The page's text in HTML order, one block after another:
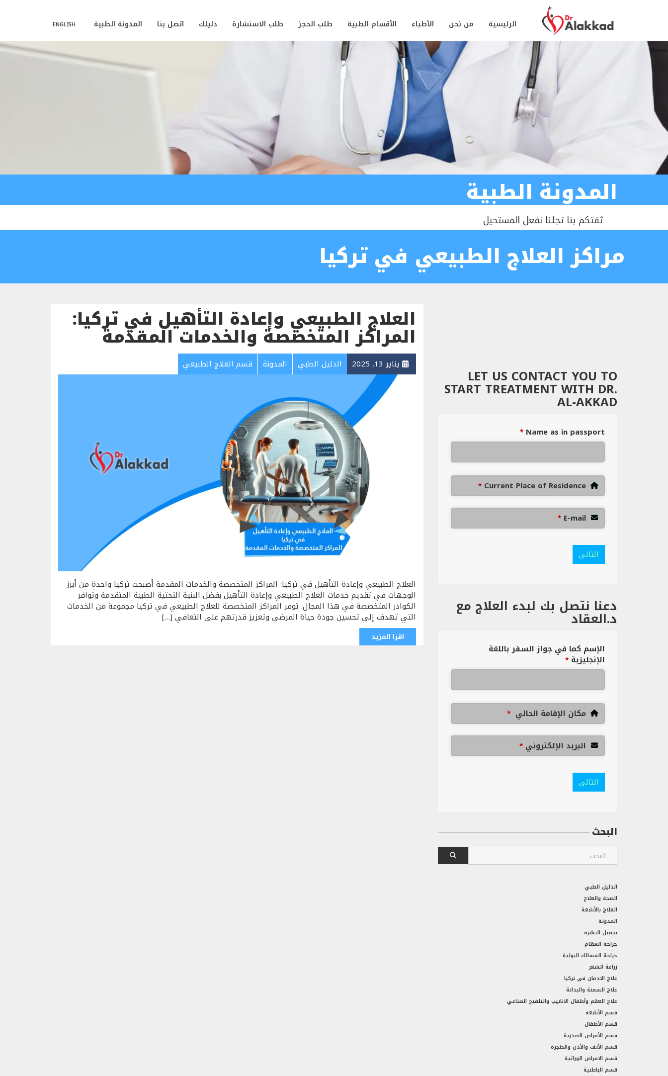
الرئيسية من نحن الأطباء الأقسام الطبية طلب الحجز طلب الاستشارة دليلك اتصل بنا المدونة الطبية ENGLISH
المدونة الطبية
ثقتكم بنا تجلنا نفعل المستحيل
مراكز العلاج الطبيعي في تركيا
العلاج الطبيعي وإعادة التأهيل في تركيا:
المراكز المتخصصة والخدمات المقدمة
يناير 13, 2025 الدليل الطبي المدونة قسم العلاج الطبيعي
العلاج الطبيعي وإعادة التأهيل في تركيا: المراكز المتخصصة والخدمات المقدمة أصبحت تركيا واحدة من أبرز
الوجهات في تقديم خدمات العلاج الطبيعي وإعادة التأهيل بفضل البنية التحتية الطبية المتقدمة وتوافر
الكوادر المتخصصة في هذا المجال. توفر المراكز المتخصصة للعلاج الطبيعي في تركيا مجموعة من الخدمات
التي تهدف إلى تحسين جودة حياة المرضى وتعزيز قدرتهم على التعافي […]
اقرا المزيد
LET US CONTACT YOU TO
START TREATMENT WITH DR.
AL-AKKAD
Name as in passport
*
Current Place of Residence
*
E-mail
*
التالى
دعنا نتصل بك لبدء العلاج مع
د.العقاد
الإسم كما في جواز السفر باللغة
الإنجليزية *
مكان الإقامة الحالي *
البريد الإلكتروني *
التالى
البحث
الدليل الطبي
الصحة والعلاج
العلاج بالأشعة
المدونة
تجميل البشرة
جراحة العظام
جراحة المسالك البولية
زراعة الشعر
علاج الادمان في تركيا
علاج السمنة والبدانة
علاج العقم وأطفال الانابيب والتلقيح الصناعي
قسم الأشعه
قسم الأطفال
قسم الأمراض الصدرية
قسم الأنف والأذن والحنجرة
قسم الامراض الوراثية
قسم الباطنية